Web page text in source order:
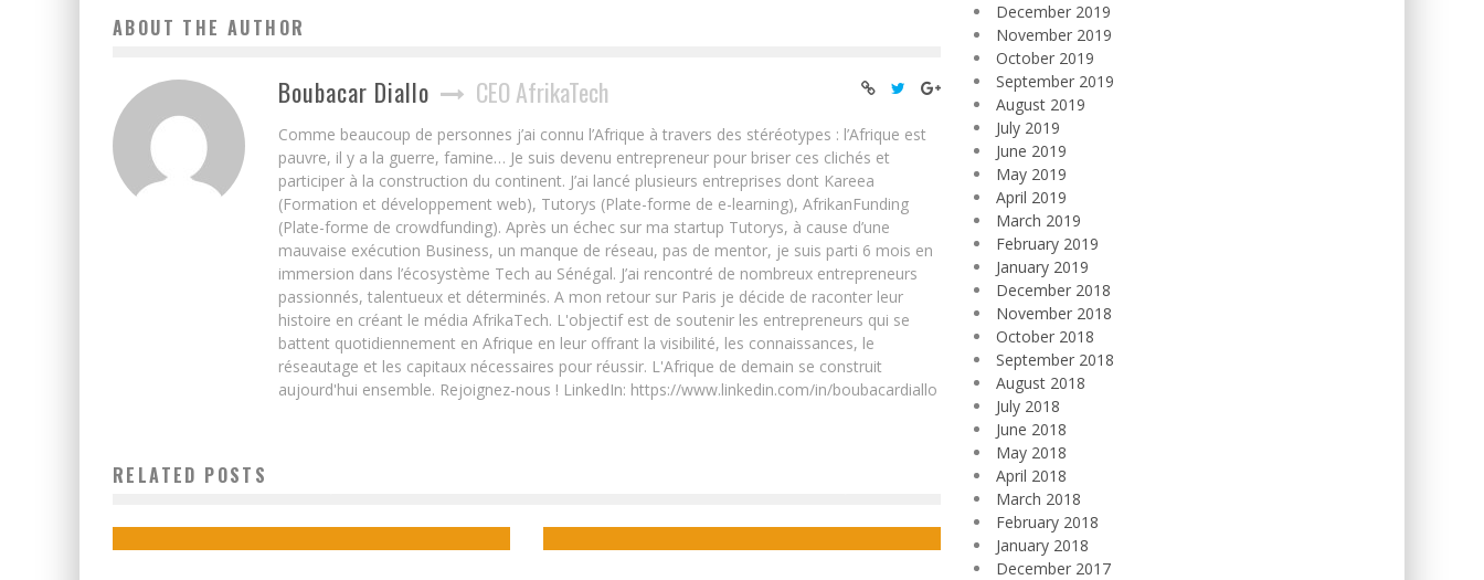
ABOUT THE AUTHOR
Boubacar Diallo CEO AfrikaTech
Comme beaucoup de personnes j’ai connu l’Afrique à travers des stéréotypes : l’Afrique est
pauvre, il y a la guerre, famine… Je suis devenu entrepreneur pour briser ces clichés et
participer à la construction du continent. J’ai lancé plusieurs entreprises dont Kareea
(Formation et développement web), Tutorys (Plate-forme de e-learning), AfrikanFunding
(Plate-forme de crowdfunding). Après un échec sur ma startup Tutorys, à cause d’une
mauvaise exécution Business, un manque de réseau, pas de mentor, je suis parti 6 mois en
immersion dans l’écosystème Tech au Sénégal. J’ai rencontré de nombreux entrepreneurs
passionnés, talentueux et déterminés. A mon retour sur Paris je décide de raconter leur
histoire en créant le média AfrikaTech. L'objectif est de soutenir les entrepreneurs qui se
battent quotidiennement en Afrique en leur offrant la visibilité, les connaissances, le
réseautage et les capitaux nécessaires pour réussir. L'Afrique de demain se construit
aujourd'hui ensemble. Rejoignez-nous ! LinkedIn: https://www.linkedin.com/in/boubacardiallo
RELATED POSTS
December 2019
November 2019
October 2019
September 2019
August 2019
July 2019
June 2019
May 2019
April 2019
March 2019
February 2019
January 2019
December 2018
November 2018
October 2018
September 2018
August 2018
July 2018
June 2018
May 2018
April 2018
March 2018
February 2018
January 2018
December 2017